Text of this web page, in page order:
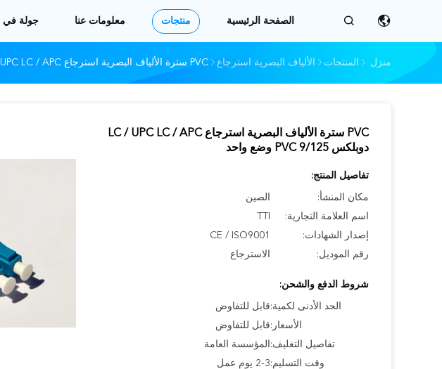
الصفحة الرئيسية منتجات معلومات عنا جولة في
منزل المنتجات الألياف البصرية استرجاع PVC سترة الألياف البصرية استرجاع LC / UPC LC / APC دوبلكس PVC 9/125 وضع واحد
PVC سترة الألياف البصرية استرجاع LC / UPC LC / APC
دوبلكس PVC 9/125 وضع واحد
تفاصيل المنتج:
مكان المنشأ:
الصين
اسم العلامة التجارية:
إصدار الشهادات:
CE / ISO9001
رقم الموديل:
الاسترجاع
شروط الدفع والشحن:
الحد الأدنى لكمية:قابل للتفاوض
الأسعار:قابل للتفاوض
تفاصيل التغليف: المؤسسة العامة
وقت التسليم:2-3 يوم عمل